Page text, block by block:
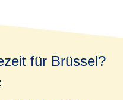
für Brüssel?